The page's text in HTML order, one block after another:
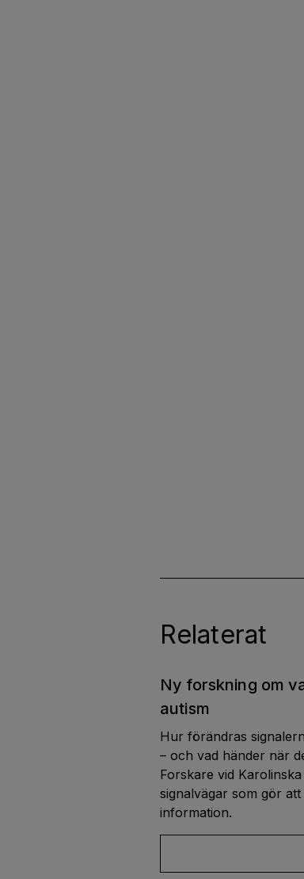
Relaterat
Ny forskning om
autism
Hur förändras
– och vad händer när
Forskare vid
signalvägar som gör
information.